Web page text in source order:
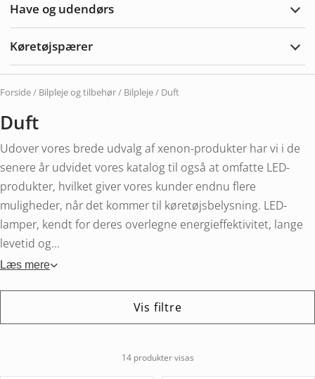
Have og udendørs
Køretøjspærer
Forside/ Bilpleje og tilbehør/ Bilpleje/ Duft
Duft
Udover vores brede udvalg af xenon-produkter har vi i de
senere år udvidet vores katalog til også at omfatte LED-
produkter, hvilket giver vores kunder endnu flere
muligheder, når det kommer til køretøjsbelysning. LED-
lamper, kendt for deres overlegne energieffektivitet, lange
levetid og...
Læs mere
Vis filtre
14 produkter visas